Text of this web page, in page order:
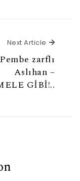
Next Article Next
Pembe zarflı
Aslıhan –
GİBİ!..